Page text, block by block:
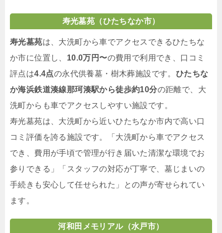
寿光墓苑（ひたちなか市）
寿光墓苑は、大洗町から車でアクセスできるひたちな
か市に位置し、 10.0万円〜の費用で利用でき、口コミ
評点は4.4点の永代供養墓・樹木葬施設です。 ひたちな
か海浜鉄道湊線那珂湊駅から徒歩約10分の距離で、大
洗町からも車でアクセスしやすい施設です。
寿光墓苑は、大洗町から近いひたちなか市内で高い口
コミ評価を誇る施設です。「大洗町から車でアクセス
でき、費用が手頃で管理が行き届いた清潔な環境でお
参りできる」「スタッフの対応が丁寧で、墓じまいの
手続きも安心して任せられた」との声が寄せられてい
ます。
河和田メモリアル（水戸市）